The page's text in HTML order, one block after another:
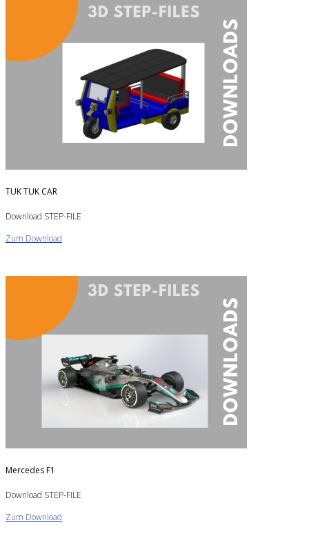
TUK TUK CAR
Download STEP-FILE
Zum Download
Mercedes F1
Download STEP-FILE
Zum Download